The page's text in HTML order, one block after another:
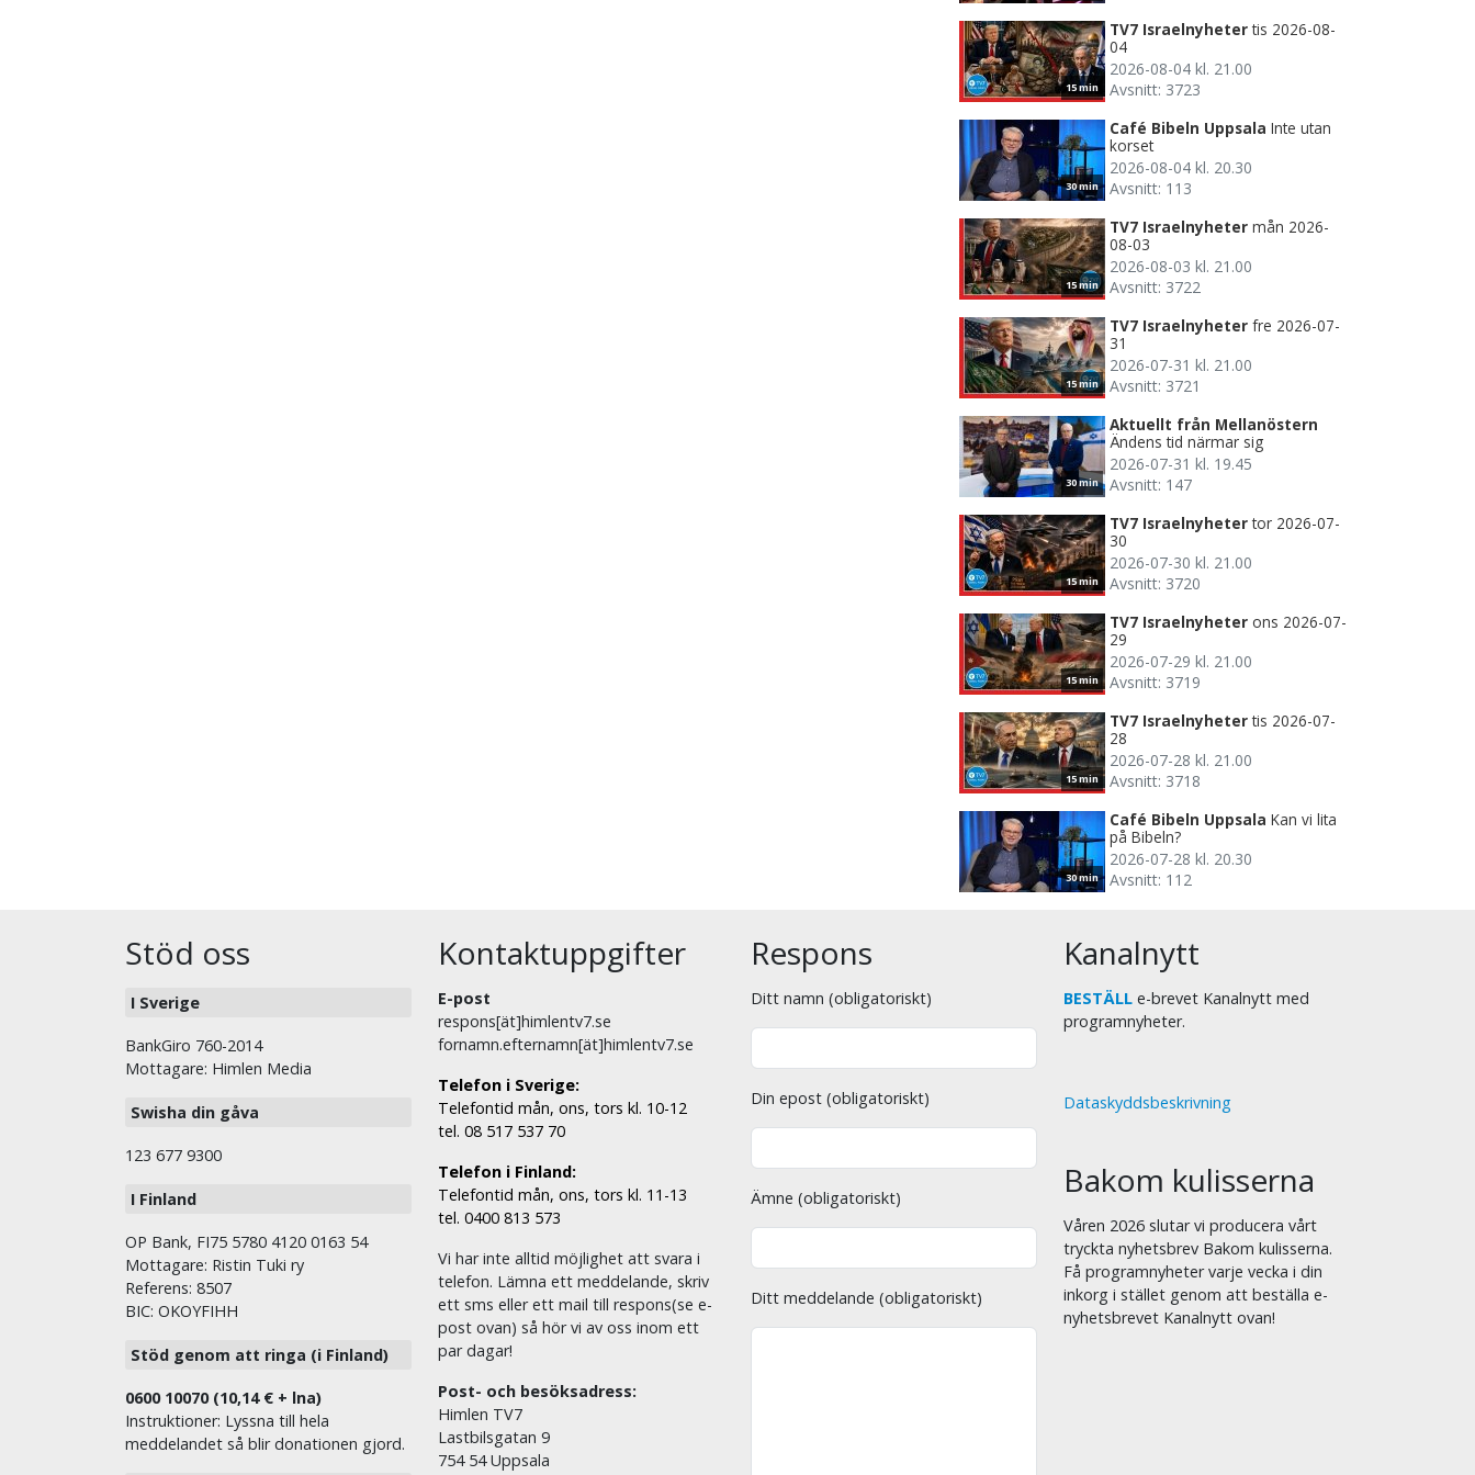
15 min
TV7 Israelnyheter tis 2026-08-
04
2026-08-04 kl. 21.00
Avsnitt: 3723
30 min
Café Bibeln Uppsala Inte utan
korset
2026-08-04 kl. 20.30
Avsnitt: 113
15 min
TV7 Israelnyheter mån 2026-
08-03
2026-08-03 kl. 21.00
Avsnitt: 3722
15 min
TV7 Israelnyheter fre 2026-07-
31
2026-07-31 kl. 21.00
Avsnitt: 3721
30 min
Aktuellt från Mellanöstern
Ändens tid närmar sig
2026-07-31 kl. 19.45
Avsnitt: 147
15 min
TV7 Israelnyheter tor 2026-07-
30
2026-07-30 kl. 21.00
Avsnitt: 3720
15 min
TV7 Israelnyheter ons 2026-07-
29
2026-07-29 kl. 21.00
Avsnitt: 3719
15 min
TV7 Israelnyheter tis 2026-07-
28
2026-07-28 kl. 21.00
Avsnitt: 3718
30 min
Café Bibeln Uppsala Kan vi lita
på Bibeln?
2026-07-28 kl. 20.30
Avsnitt: 112
Stöd oss
I Sverige
BankGiro 760-2014
Mottagare: Himlen Media
Swisha din gåva
123 677 9300
I Finland
OP Bank, FI75 5780 4120 0163 54
Mottagare: Ristin Tuki ry
Referens: 8507
BIC: OKOYFIHH
Stöd genom att ringa (i Finland)
0600 10070 (10,14 € + lna)
Instruktioner: Lyssna till hela
meddelandet så blir donationen gjord.
Kontaktuppgifter
E-post
respons[ät]himlentv7.se
fornamn.efternamn[ät]himlentv7.se
Telefon i Sverige:
Telefontid mån, ons, tors kl. 10-12
tel. 08 517 537 70
Telefon i Finland:
Telefontid mån, ons, tors kl. 11-13
tel. 0400 813 573
Vi har inte alltid möjlighet att svara i
telefon. Lämna ett meddelande, skriv
ett sms eller ett mail till respons(se e-
post ovan) så hör vi av oss inom ett
par dagar!
Post- och besöksadress:
Himlen TV7
Lastbilsgatan 9
754 54 Uppsala
Respons
Ditt namn (obligatoriskt)
Din epost (obligatoriskt)
Ämne (obligatoriskt)
Ditt meddelande (obligatoriskt)
Kanalnytt
BESTÄLL e-brevet Kanalnytt med
programnyheter.
Dataskyddsbeskrivning
Bakom kulisserna
Våren 2026 slutar vi producera vårt
tryckta nyhetsbrev Bakom kulisserna.
Få programnyheter varje vecka i din
inkorg i stället genom att beställa e-
nyhetsbrevet Kanalnytt ovan!